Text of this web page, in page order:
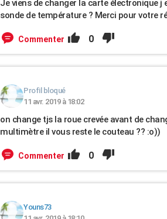
Je viens de changer la carte électronique
sonde de température ? Merci pour votre
Commenter 0
Profil bloqué
11 avr. 2019 à 18:02
on change tjs la roue crevée avant de
multimètre il vous reste le couteau ?? :o))
Commenter 0
Youns73